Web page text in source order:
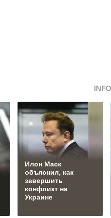
Илон Маск
объяснил, как
завершить
конфликт на
Украине